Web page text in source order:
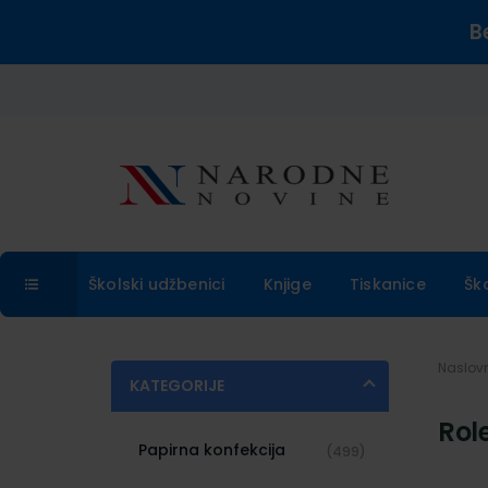
Školski udžbenici Knjige Tiskanice
KATEGORIJE
Papirna konfekcija (499)